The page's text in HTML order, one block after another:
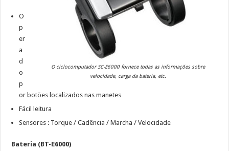
O ciclocomputador SC-E6000 fornece todas as informações sobre
velocidade, carga da bateria, etc.
O
p
er
a
d
o
p
or botões localizados nas manetes
Fácil leitura
Sensores : Torque / Cadência / Marcha / Velocidade
Bateria (BT-E6000)